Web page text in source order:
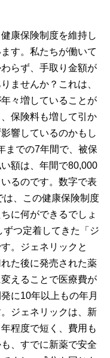
康保険制度を維持し
す。私たちが働いて
らず、手取り金額が
ませんか？これは、
々増していることが
保険料も増して引か
響しているのかもし
までの7年間で、被保
額は、年間で80,000
るのです。数字で表
、この健康保険制度
に何ができるでしょ
ずつ定着してきた「ジ
。ジェネリックと
た後に発売された薬
えることで医療費が
に10年以上もの年月
ジェネリックは、新
程度で短く、費用も
、すでに新薬で安全